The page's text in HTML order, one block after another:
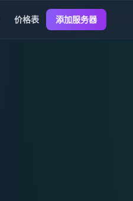
价格表 添加服务器